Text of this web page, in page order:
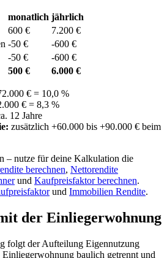
monatlich jährlich
600 €
7.200 €
-50 €
-600 €
-50 €
-600 €
500 € 6.000 €
€ = 10,0 %
€ = 8,3 %
12 Jahre
zusätzlich +60.000 bis +90.000 € beim
– nutze für deine Kalkulation die
berechnen, Nettorendite
und Kaufpreisfaktor berechnen.
und Immobilien Rendite.
der Einliegerwohnung
folgt der Aufteilung Eigennutzung
baulich getrennt und